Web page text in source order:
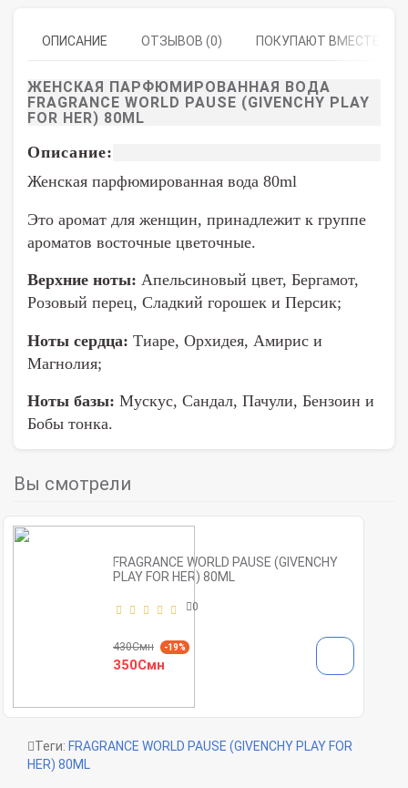
ОПИСАНИЕ ОТЗЫВОВ (0) ПОКУПАЮТ ВМЕСТЕ
ЖЕНСКАЯ ПАРФЮМИРОВАННАЯ ВОДА
FRAGRANCE WORLD PAUSE (GIVENCHY PLAY
FOR HER) 80ML
Описание:
Женская парфюмированная вода 80ml
Это аромат для женщин, принадлежит к группе
ароматов восточные цветочные.
Верхние ноты: Апельсиновый цвет, Бергамот,
Розовый перец, Сладкий горошек и Персик;
Ноты сердца: Тиаре, Орхидея, Амирис и
Магнолия;
Ноты базы: Мускус, Сандал, Пачули, Бензоин и
Бобы тонка.
Вы смотрели
FRAGRANCE WORLD PAUSE (GIVENCHY
PLAY FOR HER) 80ML
0
430Смн -19%
350Смн
Теги: FRAGRANCE WORLD PAUSE (GIVENCHY PLAY FOR
HER) 80ML